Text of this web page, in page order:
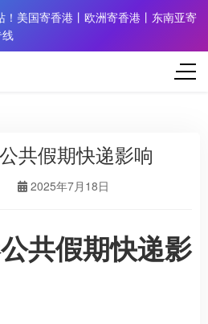
美国寄香港丨欧洲寄香港丨东南亚寄
共假期快递影响​
2025年7月18日
共假期快递影